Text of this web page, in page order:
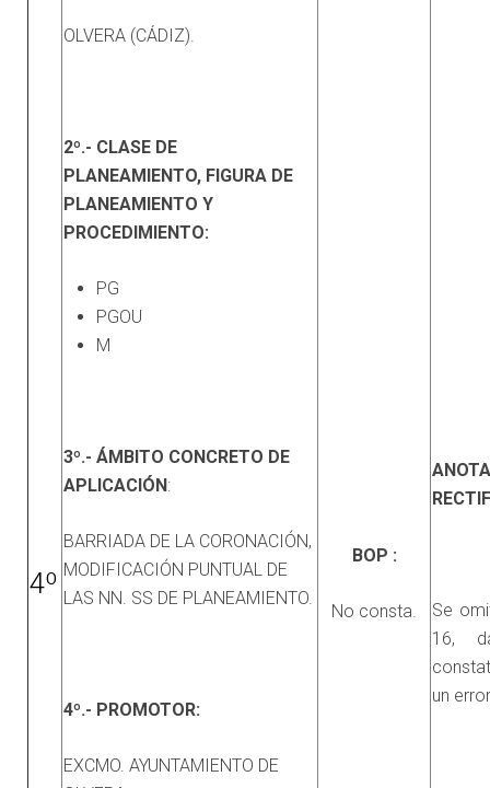
4º
OLVERA (CÁDIZ).
2º.- CLASE DE
PLANEAMIENTO, FIGURA DE
PLANEAMIENTO Y
PROCEDIMIENTO:
PG
PGOU
M
3º.- ÁMBITO CONCRETO DE
APLICACIÓN:
BARRIADA DE LA CORONACIÓN,
MODIFICACIÓN PUNTUAL DE
LAS NN. SS DE PLANEAMIENTO.
4º.- PROMOTOR:
EXCMO. AYUNTAMIENTO DE
BOP :
No consta.
Se
16,
un